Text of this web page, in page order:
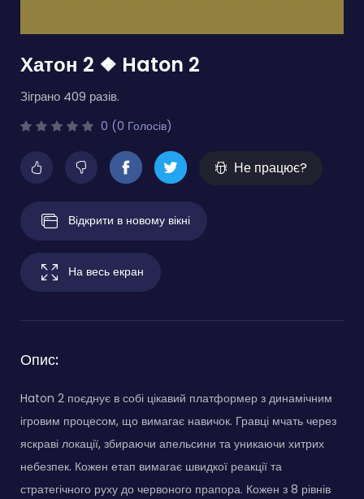
Хатон 2 ❖ Haton 2
Зіграно 409 разів.
0 (0 Голосів)
Не працює?
Відкрити в новому вікні
На весь екран
Опис:
Haton 2 поєднує в собі цікавий платформер з динамічним
ігровим процесом, що вимагає навичок. Гравці мчать через
яскраві локації, збираючи апельсини та уникаючи хитрих
небезпек. Кожен етап вимагає швидкої реакції та
стратегічного руху до червоного прапора. Кожен з 8 рівнів